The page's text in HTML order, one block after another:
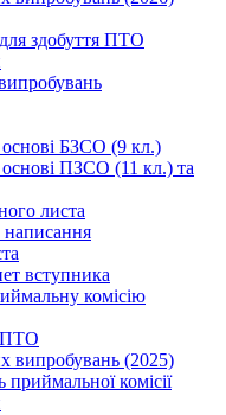
здобуття ПТО
БЗСО (9 кл.)
ПЗСО (11 кл.) та
листа
написання
вступника
комісію
ПТО
випробувань (2025)
приймальної комісії